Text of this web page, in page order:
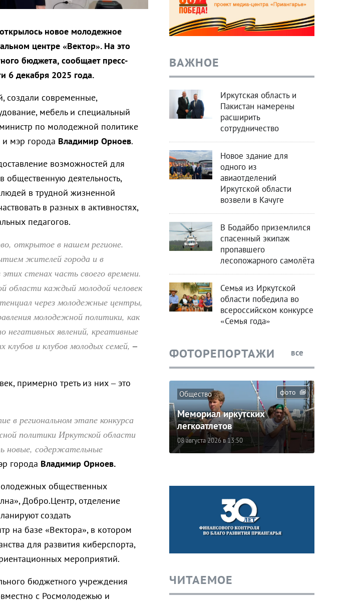
новое молодежное
центре «Вектор». На это
бюджета, сообщает пресс-
6 декабря 2025 года.
создали современные,
мебель и специальный
по молодежной политике
и мэр города Владимир Орноев.
возможностей для
деятельность,
в трудной жизненной
в разных в активностях,
педагогов.
открытое в нашем регионе.
жителей города и в
стенах часть своего времени.
каждый молодой человек
через молодежные центры,
молодежной политики, как
негативных явлений, креативные
и клубов молодых семей, –
примерно треть из них – это
в региональном этапе конкурса
политики Иркутской области
новые, содержательные
города Владимир Орноев.
общественных
Добро.Центр, отделение
создать
на базе «Вектора», в котором
для развития киберспорта,
мероприятий.
бюджетного учреждения
с Росмолодежью и
ВАЖНОЕ
Иркутская область и
Пакистан намерены
расширить
сотрудничество
Новое здание для
одного из
авиаотделений
Иркутской области
возвели в Качуге
В Бодайбо приземлился
спасенный экипаж
пропавшего
лесопожарного самолёта
Семья из Иркутской
области победила во
всероссийском конкурсе
«Семья года»
ФОТОРЕПОРТАЖИ все
фото
Общество
Мемориал иркутских
легкоатлетов
08 августа 2026 в 13:50
ЧИТАЕМОЕ